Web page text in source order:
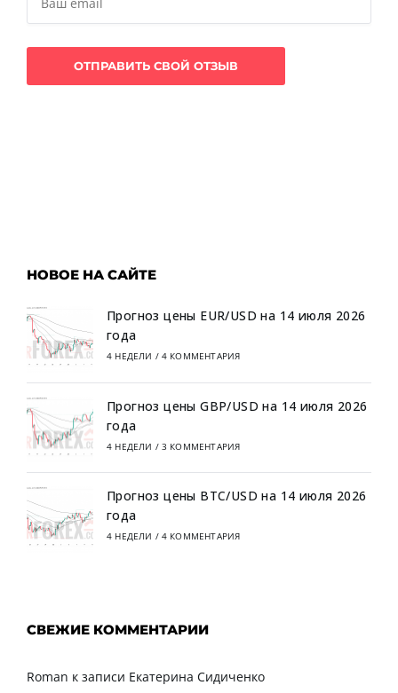
НОВОЕ НА САЙТЕ
Прогноз цены EUR/USD на 14 июля 2026
года
4 НЕДЕЛИ / 4 КОММЕНТАРИЯ
Прогноз цены GBP/USD на 14 июля 2026
года
4 НЕДЕЛИ / 3 КОММЕНТАРИЯ
Прогноз цены BTC/USD на 14 июля 2026
года
4 НЕДЕЛИ / 4 КОММЕНТАРИЯ
СВЕЖИЕ КОММЕНТАРИИ
Roman к записи Екатерина Сидиченко